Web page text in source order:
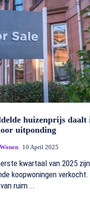
huizenprijs daalt
uitponding
10 April 2025
kwartaal van 2025
koopwoningen
ruim...